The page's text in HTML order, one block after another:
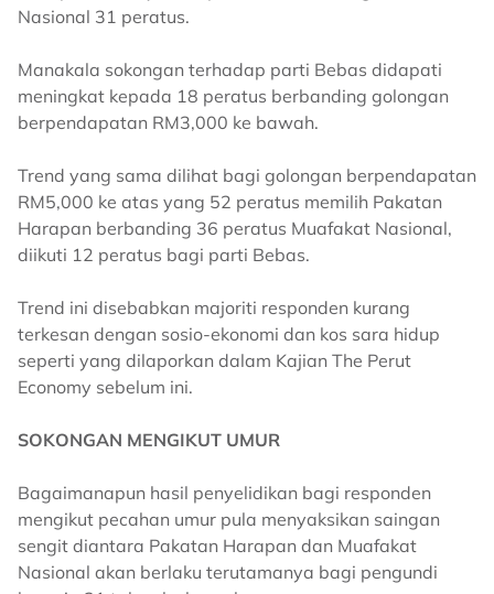
Nasional 31 peratus.
Manakala sokongan terhadap parti Bebas didapati
meningkat kepada 18 peratus berbanding golongan
berpendapatan RM3,000 ke bawah.
Trend yang sama dilihat bagi golongan berpendapatan
RM5,000 ke atas yang 52 peratus memilih Pakatan
Harapan berbanding 36 peratus Muafakat Nasional,
diikuti 12 peratus bagi parti Bebas.
Trend ini disebabkan majoriti responden kurang
terkesan dengan sosio-ekonomi dan kos sara hidup
seperti yang dilaporkan dalam Kajian The Perut
Economy sebelum ini.
SOKONGAN MENGIKUT UMUR
Bagaimanapun hasil penyelidikan bagi responden
mengikut pecahan umur pula menyaksikan saingan
sengit diantara Pakatan Harapan dan Muafakat
Nasional akan berlaku terutamanya bagi pengundi